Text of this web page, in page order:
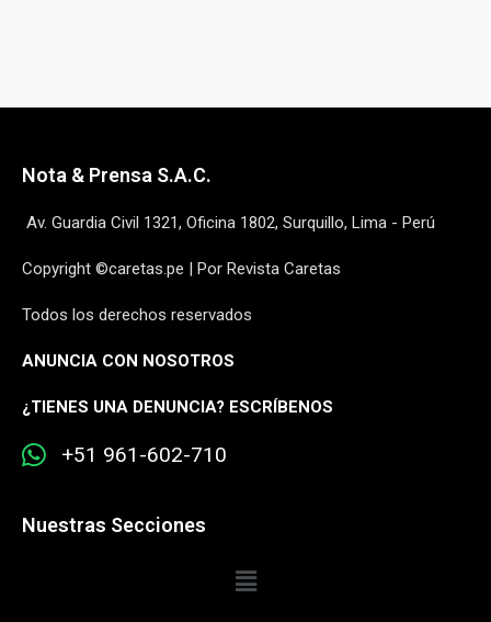
Nota & Prensa S.A.C.
Av. Guardia Civil 1321, Oficina 1802, Surquillo, Lima - Perú
Copyright ©caretas.pe | Por Revista Caretas
Todos los derechos reservados
ANUNCIA CON NOSOTROS
¿TIENES UNA DENUNCIA? ESCRÍBENOS
+51 961-602-710
Nuestras Secciones